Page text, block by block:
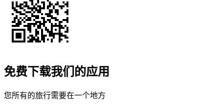
免费下载我们的应用
您所有的旅行需要在一个地方